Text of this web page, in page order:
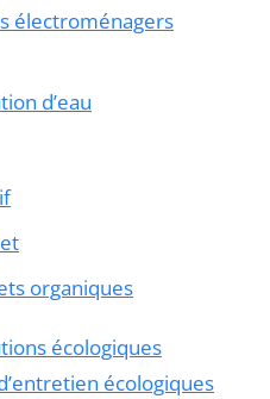
électroménagers
d’eau
organiques
écologiques
écologiques